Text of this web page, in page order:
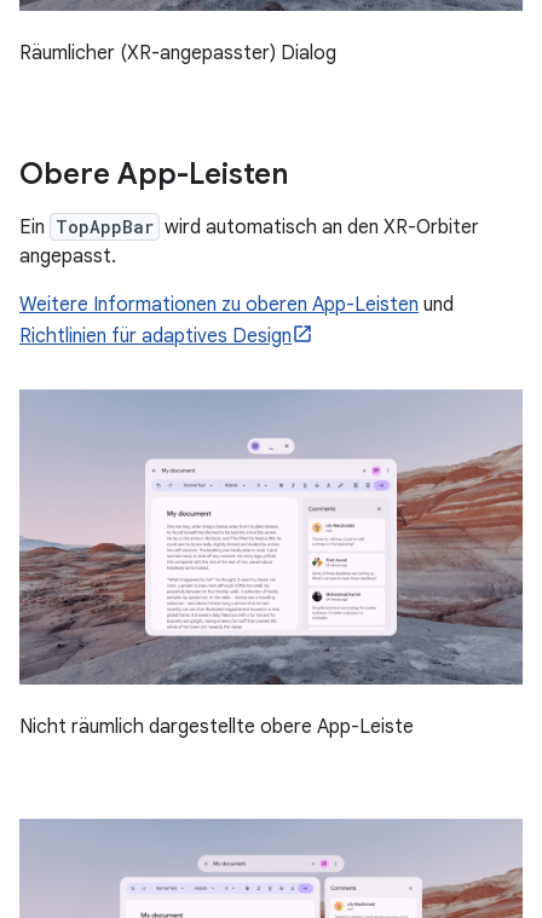
Räumlicher (XR-angepasster) Dialog
Obere App-Leisten
Ein TopAppBar wird automatisch an den XR-Orbiter
angepasst.
Weitere Informationen zu oberen App-Leisten und
Richtlinien für adaptives Design
Nicht räumlich dargestellte obere App-Leiste